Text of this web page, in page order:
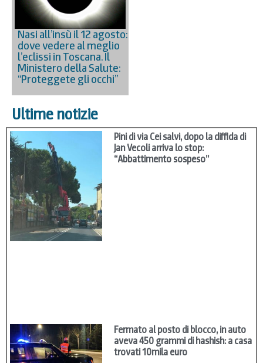
Nasi all’insù il 12 agosto:
dove vedere al meglio
l’eclissi in Toscana. Il
Ministero della Salute:
“Proteggete gli occhi”
Ultime notizie
Pini di via Cei salvi, dopo la diffida di
Jan Vecoli arriva lo stop:
“Abbattimento sospeso”
Fermato al posto di blocco, in auto
aveva 450 grammi di hashish: a casa
trovati 10mila euro